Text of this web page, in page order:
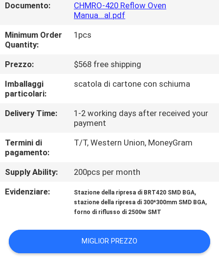
FABBRICA
CONTROLLO
DELLA
QUALITÀ
CONTATTACI
NOTIZIA
SHOPPING
ON
MAPPA
DEL
Documento:
CHMRO-420 Reflow Oven
Manua...al.pdf
Minimum Order
Quantity:
1pcs
Prezzo:
$568 free shipping
Imballaggi
particolari:
scatola di cartone con schiuma
Delivery Time:
1-2 working days after received your
payment
Termini di
pagamento:
T/T, Western Union, MoneyGram
Supply Ability:
200pcs per month
Evidenziare:
Stazione della ripresa di BRT420 SMD BGA,
stazione della ripresa di 300*300mm SMD BGA,
forno di riflusso di 2500w SMT
MIGLIOR PREZZO